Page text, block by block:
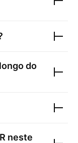
do
neste